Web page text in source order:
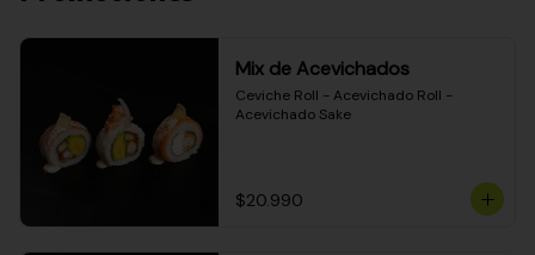
Mix de Acevichados
Ceviche Roll - Acevichado Roll -
Acevichado Sake
$20.990